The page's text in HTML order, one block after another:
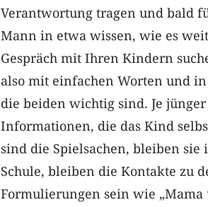
Verantwortung tragen und bald
Mann in etwa wissen, wie es
Gespräch mit Ihren Kindern
also mit einfachen Worten und
die beiden wichtig sind. Je
Informationen, die das Kind
sind die Spielsachen, bleiben
Schule, bleiben die Kontakte zu
Formulierungen sein wie